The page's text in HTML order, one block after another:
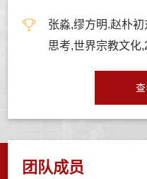
张淼,缪方明.赵朴
思考,世界宗教文化
团队成员